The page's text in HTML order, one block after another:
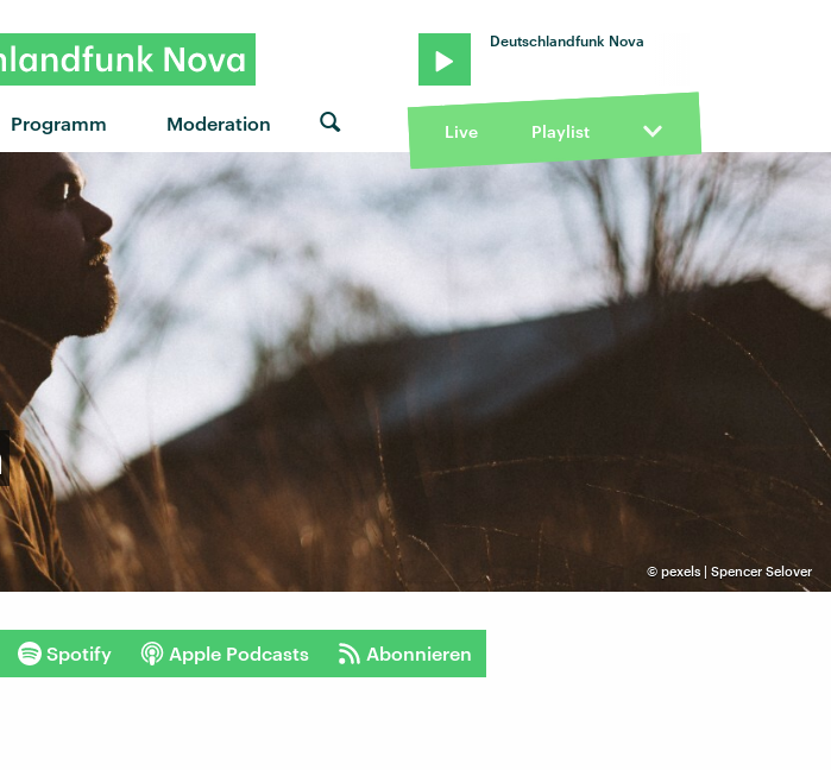
Programm Moderation
Deutschlandfunk Nova
Live Playlist
© pexels | Spencer Selover
Spotify Apple Podcasts Abonnieren